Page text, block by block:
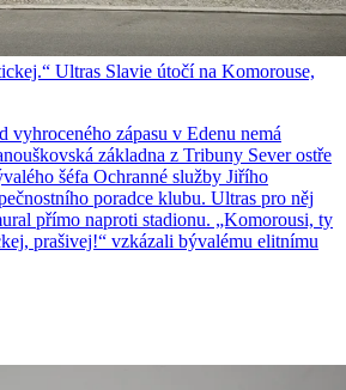
Ultras Slavie útočí na Komorouse,
vyhroceného zápasu v Edenu nemá
základna z Tribuny Sever ostře
šéfa Ochranné služby Jiřího
poradce klubu. Ultras pro něj
přímo naproti stadionu. „Komorousi, ty
prašivej!“ vzkázali bývalému elitnímu